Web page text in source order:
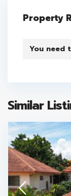
Property
You need
Similar